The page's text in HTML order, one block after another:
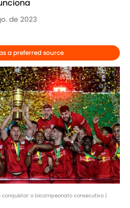
de 2023
a preferred source
o bicampeonato consecutivo |